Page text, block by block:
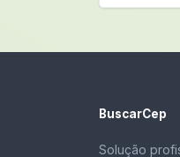
BuscarCep
Solução